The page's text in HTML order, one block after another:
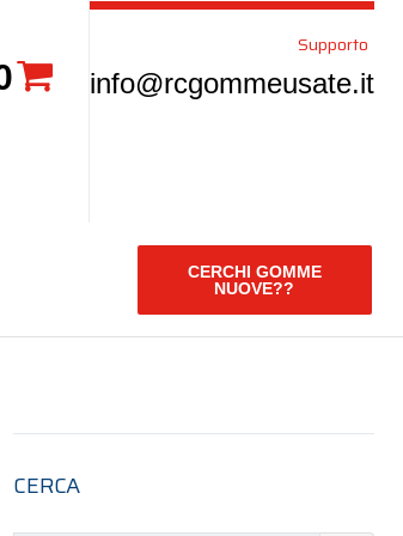
Supporto
info@rcgommeusate.it
CERCHI GOMME
NUOVE??
CERCA